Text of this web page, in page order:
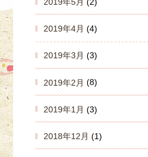
2019年4月 (4)
2019年3月 (3)
2019年2月 (8)
2019年1月 (3)
2018年12月 (1)